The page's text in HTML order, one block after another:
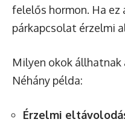
felelős hormon. Ha ez
párkapcsolat érzelmi
Milyen okok állhatnak
Néhány példa:
Érzelmi